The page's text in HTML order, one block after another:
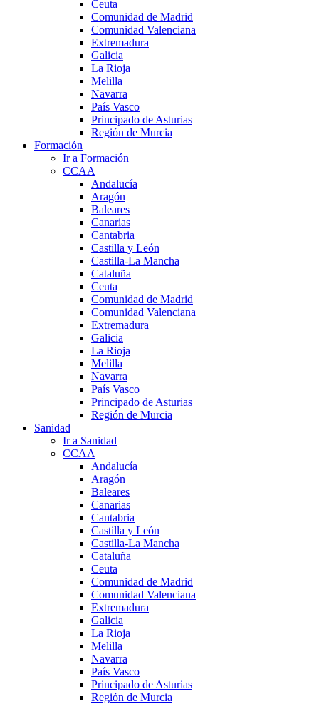
Ceuta
Comunidad de Madrid
Comunidad Valenciana
Extremadura
Galicia
La Rioja
Melilla
Navarra
País Vasco
Principado de Asturias
Región de Murcia
Formación
Ir a Formación
CCAA
Andalucía
Aragón
Baleares
Canarias
Cantabria
Castilla y León
Castilla-La Mancha
Cataluña
Ceuta
Comunidad de Madrid
Comunidad Valenciana
Extremadura
Galicia
La Rioja
Melilla
Navarra
País Vasco
Principado de Asturias
Región de Murcia
Sanidad
Ir a Sanidad
CCAA
Andalucía
Aragón
Baleares
Canarias
Cantabria
Castilla y León
Castilla-La Mancha
Cataluña
Ceuta
Comunidad de Madrid
Comunidad Valenciana
Extremadura
Galicia
La Rioja
Melilla
Navarra
País Vasco
Principado de Asturias
Región de Murcia